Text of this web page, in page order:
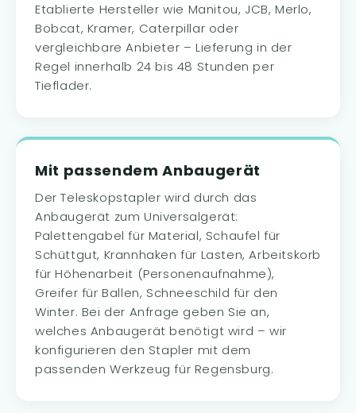
Etablierte Hersteller wie Manitou, JCB, Merlo,
Bobcat, Kramer, Caterpillar oder
vergleichbare Anbieter – Lieferung in der
Regel innerhalb 24 bis 48 Stunden per
Tieflader.
Mit passendem Anbaugerät
Der Teleskopstapler wird durch das
Anbaugerät zum Universalgerät:
Palettengabel für Material, Schaufel für
Schüttgut, Krannhaken für Lasten, Arbeitskorb
für Höhenarbeit (Personenaufnahme),
Greifer für Ballen, Schneeschild für den
Winter. Bei der Anfrage geben Sie an,
welches Anbaugerät benötigt wird – wir
konfigurieren den Stapler mit dem
passenden Werkzeug für Regensburg.